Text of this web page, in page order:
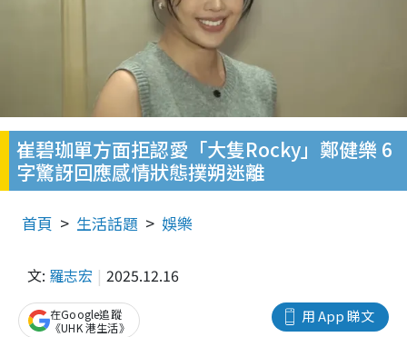
崔碧珈單方面拒認愛「大隻Rocky」鄭健樂 6
字驚訝回應感情狀態撲朔迷離
首頁 生活話題 娛樂
文: 羅志宏 2025.12.16
用 App 睇文
在Google追蹤
《UHK 港生活》